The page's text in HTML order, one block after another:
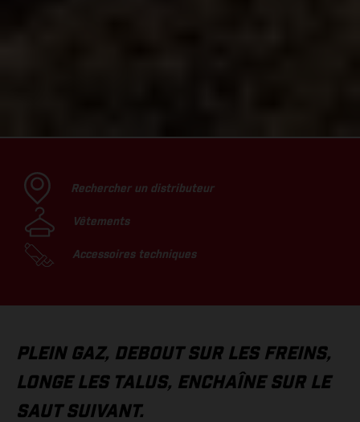
Rechercher un distributeur
Vêtements
Accessoires techniques
PLEIN GAZ, DEBOUT SUR LES FREINS,
LONGE LES TALUS, ENCHAÎNE SUR LE
SAUT SUIVANT.